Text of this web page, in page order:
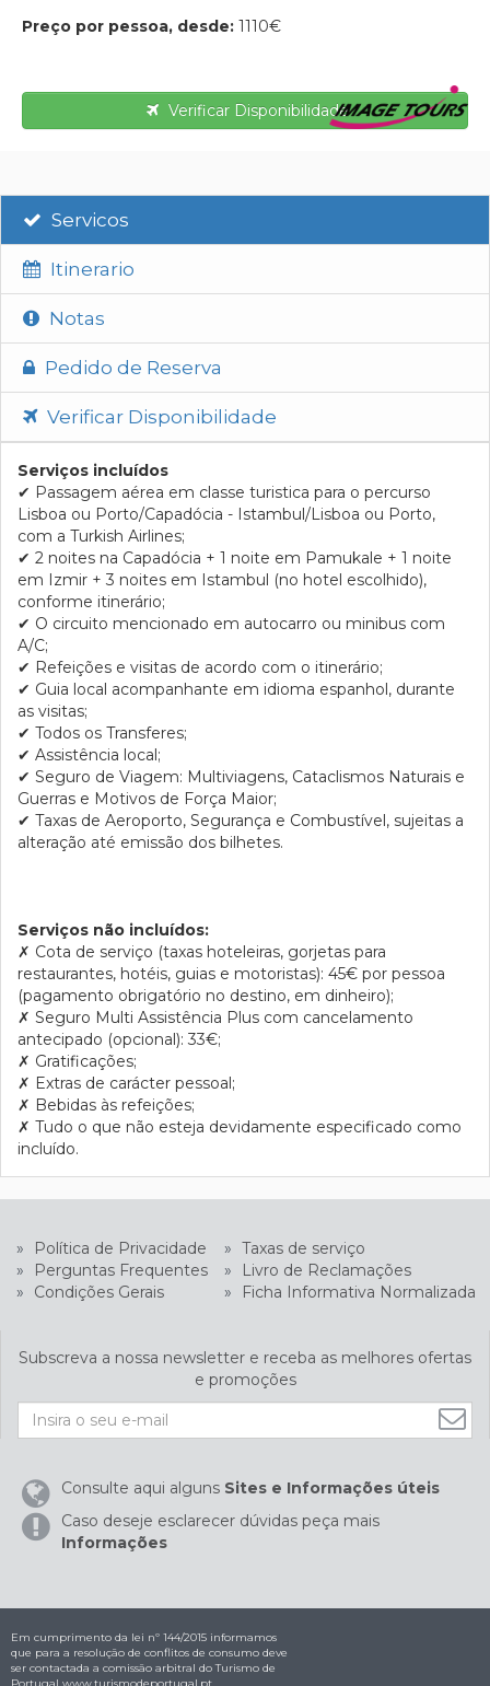
Preço por pessoa, desde: 1110€
Verificar Disponibilidade
Servicos
Itinerario
Notas
Pedido de Reserva
Verificar Disponibilidade
Serviços incluídos
✔ Passagem aérea em classe turistica para o percurso
Lisboa ou Porto/Capadócia - Istambul/Lisboa ou Porto,
com a Turkish Airlines;
✔ 2 noites na Capadócia + 1 noite em Pamukale + 1 noite
em Izmir + 3 noites em Istambul (no hotel escolhido),
conforme itinerário;
✔ O circuito mencionado em autocarro ou minibus com
A/C;
✔ Refeições e visitas de acordo com o itinerário;
✔ Guia local acompanhante em idioma espanhol, durante
as visitas;
✔ Todos os Transferes;
✔ Assistência local;
✔ Seguro de Viagem: Multiviagens, Cataclismos Naturais e
Guerras e Motivos de Força Maior;
✔ Taxas de Aeroporto, Segurança e Combustível, sujeitas a
alteração até emissão dos bilhetes.
Serviços não incluídos:
✗ Cota de serviço (taxas hoteleiras, gorjetas para
restaurantes, hotéis, guias e motoristas): 45€ por pessoa
(pagamento obrigatório no destino, em dinheiro);
✗ Seguro Multi Assistência Plus com cancelamento
antecipado (opcional): 33€;
✗ Gratificações;
✗ Extras de carácter pessoal;
✗ Bebidas às refeições;
✗ Tudo o que não esteja devidamente especificado como
incluído.
» Política de Privacidade » Taxas de serviço
»
Perguntas Frequentes »
Livro de Reclamações
»
Condições Gerais » Ficha Informativa Normalizada
Subscreva a nossa newsletter e receba as melhores ofertas
e promoções
Consulte aqui alguns Sites e Informações úteis
Caso deseje esclarecer dúvidas peça mais
Informações
Em cumprimento da lei nº 144/2015 informamos
que para a resolução de conflitos de consumo deve
ser contactada a comissão arbitral do Turismo de